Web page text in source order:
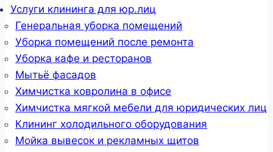
Услуги клининга для юр.лиц
Генеральная уборка помещений
Уборка помещений после ремонта
Уборка кафе и ресторанов
Мытьё фасадов
Химчистка ковролина в офисе
Химчистка мягкой мебели для юридических лиц
Клининг холодильного оборудования
Мойка вывесок и рекламных щитов